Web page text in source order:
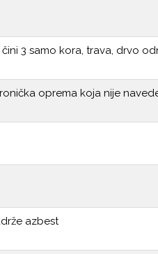
3 samo kora, trava, drvo
oprema koja nije
azbest